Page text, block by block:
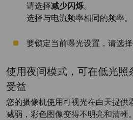
请选择减少闪烁。
选择与电流频率相同的频率。
要锁定当前曝光设置，请选择
使用夜间模式，可在低光照
受益
您的摄像机使用可视光在白天提供
减弱，彩色图像变得不明亮和清晰